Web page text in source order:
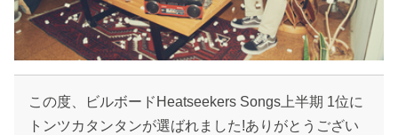
この度、ビルボードHeatseekers Songs上半期 1位に
トンツカタンタンが選ばれました!ありがとうござい